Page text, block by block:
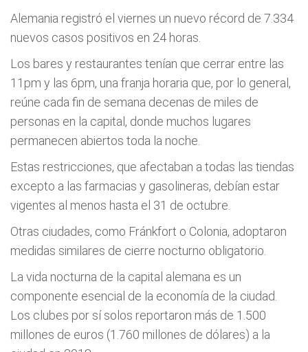
Alemania registró el viernes un nuevo récord de 7.334
nuevos casos positivos en 24 horas.
Los bares y restaurantes tenían que cerrar entre las
11pm y las 6pm, una franja horaria que, por lo general,
reúne cada fin de semana decenas de miles de
personas en la capital, donde muchos lugares
permanecen abiertos toda la noche.
Estas restricciones, que afectaban a todas las tiendas
excepto a las farmacias y gasolineras, debían estar
vigentes al menos hasta el 31 de octubre.
Otras ciudades, como Fránkfort o Colonia, adoptaron
medidas similares de cierre nocturno obligatorio.
La vida nocturna de la capital alemana es un
componente esencial de la economía de la ciudad.
Los clubes por sí solos reportaron más de 1.500
millones de euros (1.760 millones de dólares) a la